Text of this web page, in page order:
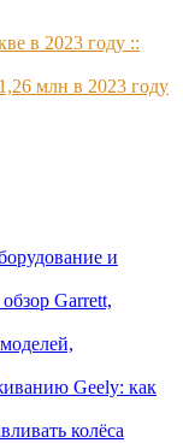
в 2023 году ::
млн в 2023 году
и
Garrett,
Geely: как
колёса